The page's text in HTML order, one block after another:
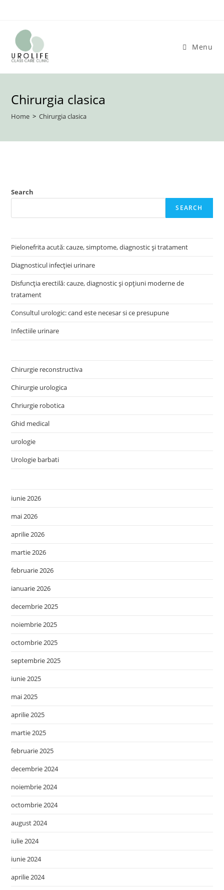
content
Menu
Chirurgia clasica
Home > Chirurgia clasica
Search
SEARCH
Pielonefrita acută: cauze, simptome, diagnostic și tratament
Diagnosticul infecției urinare
Disfuncția erectilă: cauze, diagnostic și opțiuni moderne de
tratament
Consultul urologic: cand este necesar si ce presupune
Infectiile urinare
Chirurgie reconstructiva
Chirurgie urologica
Chriurgie robotica
Ghid medical
urologie
Urologie barbati
iunie 2026
mai 2026
aprilie 2026
martie 2026
februarie 2026
ianuarie 2026
decembrie 2025
noiembrie 2025
octombrie 2025
septembrie 2025
iunie 2025
mai 2025
aprilie 2025
martie 2025
februarie 2025
decembrie 2024
noiembrie 2024
octombrie 2024
august 2024
iulie 2024
iunie 2024
aprilie 2024